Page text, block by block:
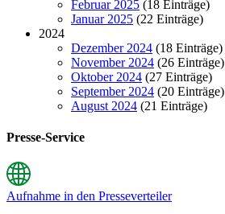
Februar 2025 (18 Einträge)
Januar 2025 (22 Einträge)
2024
Dezember 2024 (18 Einträge)
November 2024 (26 Einträge)
Oktober 2024 (27 Einträge)
September 2024 (20 Einträge)
August 2024 (21 Einträge)
Presse-Service
Aufnahme in den Presseverteiler